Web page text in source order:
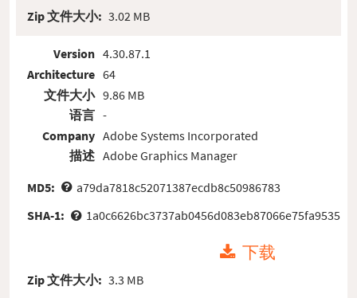
Zip 文件大小: 3.02 MB
Version
Architecture
文件大小
语言
Company
描述
4.30.87.1
64
9.86 MB
-
Adobe Systems Incorporated
Adobe Graphics Manager
MD5:
a79da7818c52071387ecdb8c50986783
SHA-1:
1a0c6626bc3737ab0456d083eb87066e75fa9535
下载
Zip 文件大小: 3.3 MB